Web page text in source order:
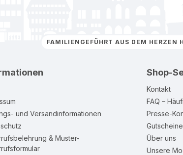
FAMILIENGEFÜHRT AUS DEM HERZEN
und Versandinformationen
& Muster-
Shop-
Kontakt
FAQ –
Presse-
Gutscheine
Über uns
Unsere